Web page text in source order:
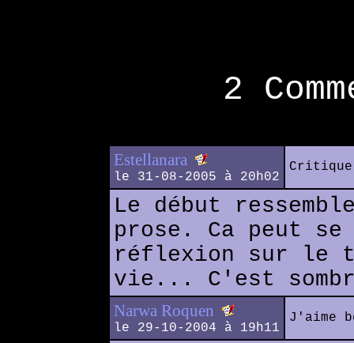
2
Estellanara
le 31-08-2005 à 20h02
Le début
prose. Ca peut se
réflexion sur le
vie... C'est
Narwa Roquen
le 29-10-2004 à 19h11
J'aime